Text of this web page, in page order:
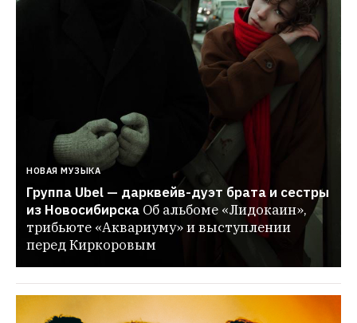
НОВАЯ МУЗЫКА
Группа Ubel — дарквейв-дуэт брата и сестры
из Новосибирска Об альбоме «Лидокаин»,
трибьюте «Аквариуму» и выступлении
перед Киркоровым